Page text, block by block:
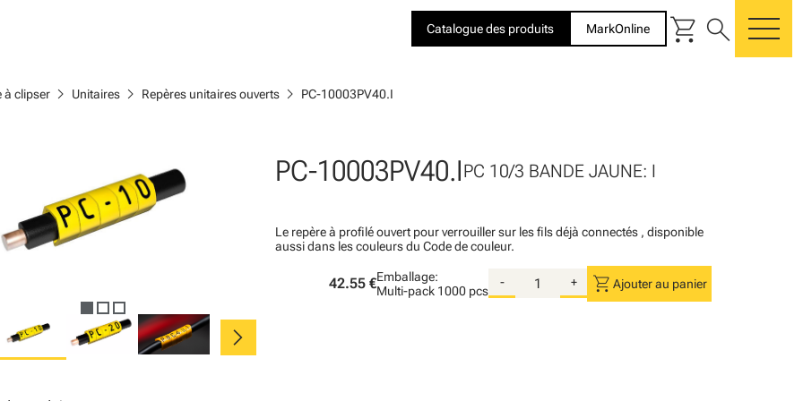
Catalogue des produits MarkOnline shopping_cart search
à clipser chevron_right Unitaires chevron_right Repères unitaires ouverts chevron_right PC-10003PV40.I
chevron_right
PC-10003PV40.IPC 10/3 BANDE JAUNE: I
Le repère à profilé ouvert pour verrouiller sur les fils déjà connectés , disponible
aussi dans les couleurs du Code de couleur.
42.55 €Emballage:
Multi-pack 1000 pcs
- + shopping_cart Ajouter au panier